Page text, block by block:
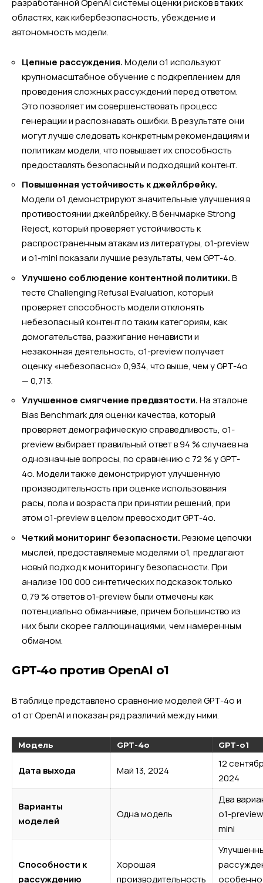
разработанной OpenAI системы оценки рисков в таких
областях, как кибербезопасность, убеждение и
автономность модели.
Цепные рассуждения.Модели o1 используют
крупномасштабное обучение с подкреплением для
проведения сложных рассуждений перед ответом.
Это позволяет им совершенствовать процесс
генерации и распознавать ошибки. В результате они
могут лучше следовать конкретным рекомендациям и
политикам модели, что повышает их способность
предоставлять безопасный и подходящий контент.
Повышенная устойчивость к джейлбрейку.
Модели o1 демонстрируют значительные улучшения в
противостоянии джейлбрейку. В бенчмарке Strong
Reject, который проверяет устойчивость к
распространенным атакам из литературы, o1-preview
и o1-mini показали лучшие результаты, чем GPT-4o.
Улучшено соблюдение контентной политики.В
тесте Challenging Refusal Evaluation, который
проверяет способность модели отклонять
небезопасный контент по таким категориям, как
домогательства, разжигание ненависти и
незаконная деятельность, o1-preview получает
оценку «небезопасно» 0,934, что выше, чем у GPT-4o
— 0,713.
Улучшенное смягчение предвзятости.На эталоне
Bias Benchmark для оценки качества, который
проверяет демографическую справедливость, o1-
preview выбирает правильный ответ в 94 % случаев на
однозначные вопросы, по сравнению с 72 % у GPT-
4o. Модели также демонстрируют улучшенную
производительность при оценке использования
расы, пола и возраста при принятии решений, при
этом o1-preview в целом превосходит GPT-4o.
Четкий мониторинг безопасности.Резюме цепочки
мыслей, предоставляемые моделями o1, предлагают
новый подход к мониторингу безопасности. При
анализе 100 000 синтетических подсказок только
0,79 % ответов o1-preview были отмечены как
потенциально обманчивые, причем большинство из
них были скорее галлюцинациями, чем намеренным
обманом.
GPT-4o против OpenAI o1
В таблице представлено сравнение моделей GPT-4o и
o1 от OpenAI и показан ряд различий между ними.
Модель GPT-4o GPT-о1
Дата выхода Май 13, 2024
12
2024
Варианты
моделей
Одна модель
Два
o1-
mini
Способности к
рассуждению
Хорошая
производительность
особенно